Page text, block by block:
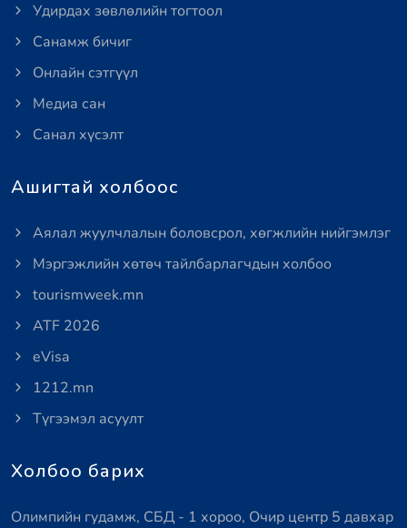
Удирдах зөвлөлийн тогтоол
Санамж бичиг
Онлайн сэтгүүл
Медиа сан
Санал хүсэлт
Ашигтай холбоос
Аялал жуулчлалын боловсрол, хөгжлийн нийгэмлэг
Мэргэжлийн хөтөч тайлбарлагчдын холбоо
tourismweek.mn
ATF 2026
eVisa
1212.mn
Түгээмэл асуулт
Холбоо барих
Олимпийн гудамж, СБД - 1 хороо, Очир центр 5 давхар